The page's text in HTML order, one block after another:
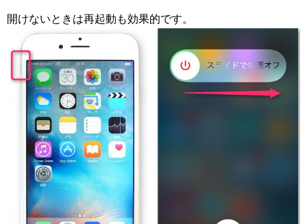
開けないときは再起動も効果的です。